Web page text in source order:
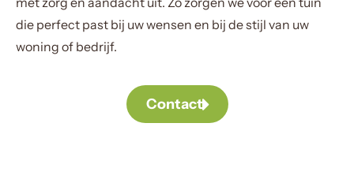
die perfect past bij uw wensen en bij de stijl van uw
woning of bedrijf.
Contact